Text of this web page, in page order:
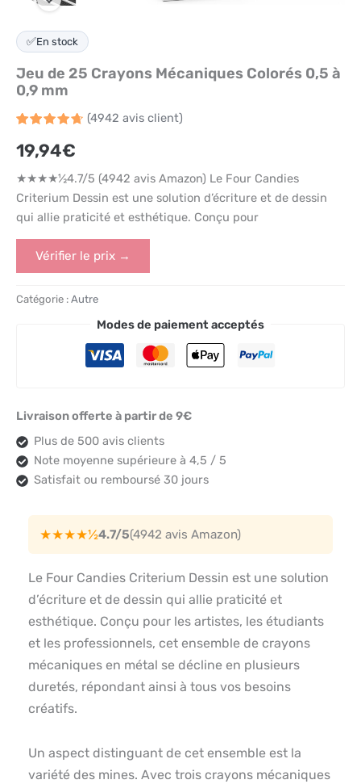
✅En stock
Jeu de 25 Crayons Mécaniques Colorés 0,5 à
0,9 mm
sur 5
basé
notations
client
(4942 avis client)
19,94€
★★★★½4.7/5 (4942 avis Amazon) Le Four Candies
Criterium Dessin est une solution d’écriture et de dessin
qui allie praticité et esthétique. Conçu pour
Vérifier le prix →
Catégorie : Autre
Modes de paiement acceptés
Livraison offerte à partir de 9€
Plus de 500 avis clients
Note moyenne supérieure à 4,5 / 5
Satisfait ou remboursé 30 jours
★★★★½4.7/5(4942 avis Amazon)
Le Four Candies Criterium Dessin est une solution
d’écriture et de dessin qui allie praticité et
esthétique. Conçu pour les artistes, les étudiants
et les professionnels, cet ensemble de crayons
mécaniques en métal se décline en plusieurs
duretés, répondant ainsi à tous vos besoins
créatifs.
Un aspect distinguant de cet ensemble est la
variété des mines. Avec trois crayons mécaniques